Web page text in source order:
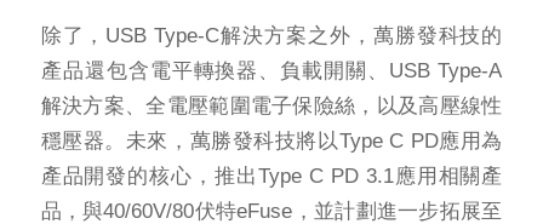
除了，USB Type-C解決方案之外，萬勝發科技的
產品還包含電平轉換器、負載開關、USB Type-A
解決方案、全電壓範圍電子保險絲，以及高壓線性
穩壓器。未來，萬勝發科技將以Type C PD應用為
產品開發的核心，推出Type C PD 3.1應用相關產
品，與40/60V/80伏特eFuse，並計劃進一步拓展至